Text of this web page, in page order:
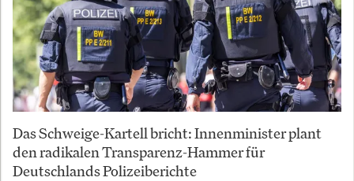
Das Schweige-Kartell bricht: Innenminister plant
den radikalen Transparenz-Hammer für
Deutschlands Polizeiberichte